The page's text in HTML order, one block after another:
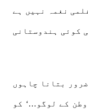
نغمہ نہیں ہے
کوئی ہندوستانی
بتانا چاہوں
کے لوگو…‘ کو